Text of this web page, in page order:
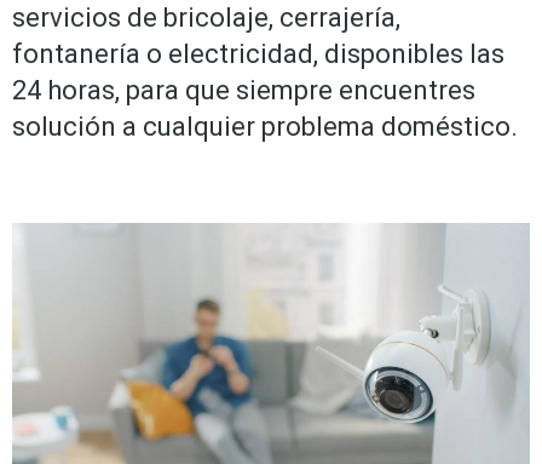
servicios de bricolaje, cerrajería,
fontanería o electricidad, disponibles las
24 horas, para que siempre encuentres
solución a cualquier problema doméstico.